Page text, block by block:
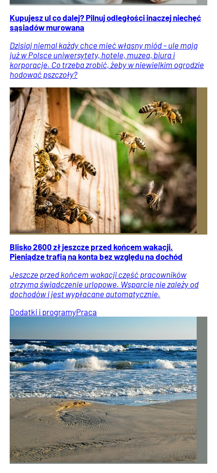
Kupujesz ul co dalej? Pilnuj odległości inaczej niechęć
sąsiadów murowana
Dzisiaj niemal każdy chce mieć własny miód – ule mają
już w Polsce uniwersytety, hotele, muzea, biura i
korporacje. Co trzeba zrobić, żeby w niewielkim ogrodzie
hodować pszczoły?
Blisko 2600 zł jeszcze przed końcem wakacji.
Pieniądze trafią na konta bez względu na dochód
Jeszcze przed końcem wakacji część pracowników
otrzyma świadczenie urlopowe. Wsparcie nie zależy od
dochodów i jest wypłacane automatycznie.
Dodatki i programyPraca